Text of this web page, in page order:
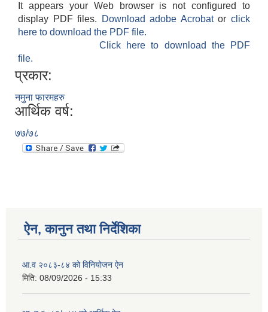
It appears your Web browser is not configured to
display PDF files.
Download adobe Acrobatorclick
here to download the PDF file.
Click here to download the PDF
file.
प्रकार:
नमुना फारमहरु
आर्थिक वर्ष:
७७/७८
ऐन, कानुन तथा निर्देशिका
आ.व २०८३-८४ को विनियोजन ऐन
मिति: 08/09/2026 - 15:33